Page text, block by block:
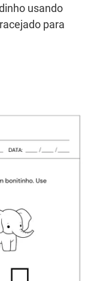
usando
para